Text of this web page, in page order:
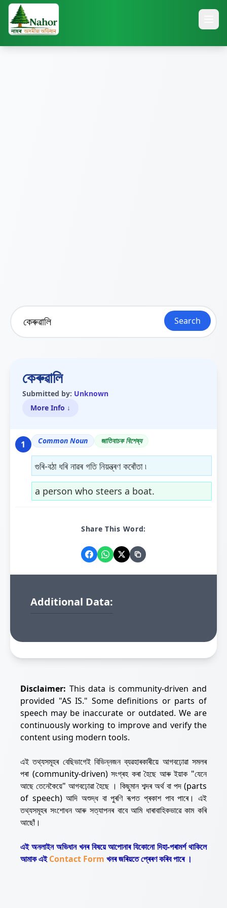
Search
কেৰুৱালি
Submitted by: Unknown
More Info ↓
1 Common Noun জাতিবাচক বিশেষ্য
গুৰি-বঠা ধৰি নাৱৰ গতি নিয়ন্ত্ৰণ কৰোঁতা ৷
a person who steers a boat.
Share This Word:
Additional Data:
Disclaimer: This data is community-driven and
provided "AS IS." Some definitions or parts of
speech may be inaccurate or outdated. We are
continuously working to improve and verify the
content using modern tools.
এই তথ্যসমূহৰ বেছিভাগেই বিভিন্নজন ব্যৱহাৰকাৰীয়ে আগবঢ়োৱা সমলৰ
পৰা (community-driven) সংগ্ৰহ কৰা হৈছে আৰু ইয়াক "যেনে
আছে তেনেকৈয়ে" আগবঢ়োৱা হৈছে । কিছুমান শব্দৰ অৰ্থ বা পদ (parts
of speech) আদি অশুদ্ধ বা পুৰণি ৰূপত প্ৰকাশ পাব পাৰে। এই
তথ্যসমূহৰ সংশোধন আৰু সত্যাপনৰ বাবে আমি ধাৰাবাহিকভাৱে কাম কৰি
আছোঁ।
এই অনলাইন অভিধান খনৰ বিষয়ে আপোনাৰ যিকোনো দিহা-পৰামৰ্শ থাকিলে
আমাক এইContact Form খনৰ জৰিয়তে প্ৰেৰণ কৰিব পাৰে ।